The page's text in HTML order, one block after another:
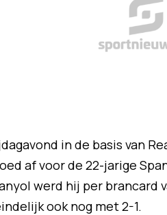
in de basis van
af voor de 22-jarige
werd hij per brancard
ook nog met 2-1.